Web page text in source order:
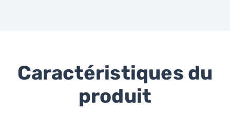
Caractéristiques du
produit